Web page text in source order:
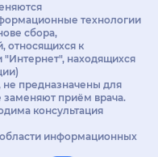
технологии
сбора,
относящихся к
"Интернет", находящихся
предназначены для
заменяют приём врача.
консультация
информационных